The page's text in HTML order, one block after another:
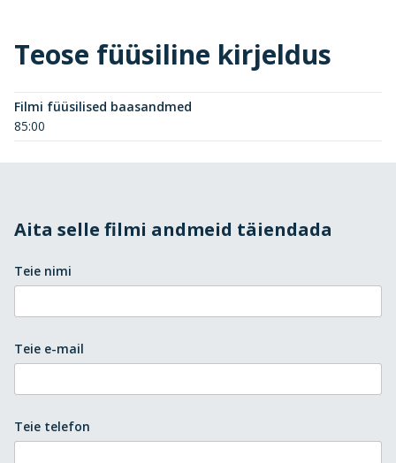
Teose füüsiline kirjeldus
Filmi füüsilised baasandmed
85:00
Aita selle filmi andmeid täiendada
Teie nimi
Teie e-mail
Teie telefon